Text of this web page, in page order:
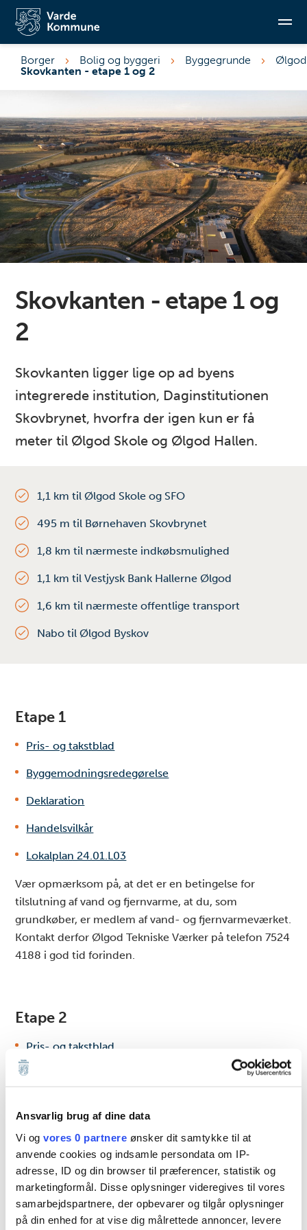
Ansvarlig brug af dine data
Vi og vores 0 partnere ønsker dit samtykke til at
anvende cookies og indsamle persondata om IP-
adresse, ID og din browser til præferencer, statistik og
marketingformål. Disse oplysninger videregives til vores
samarbejdspartnere, der opbevarer og tilgår oplysninger
på din enhed for at vise dig målrettede annoncer, levere
Borger Bolig og byggeri Byggegrunde
Ølgod
Skovkanten - etape 1 og 2
Skovkanten - etape 1 og
2
Skovkanten ligger lige op ad byens
integrerede institution, Daginstitutionen
Skovbrynet, hvorfra der igen kun er få
meter til Ølgod Skole og Ølgod Hallen.
1,1 km til Ølgod Skole og SFO
495 m til Børnehaven Skovbrynet
1,8 km til nærmeste indkøbsmulighed
1,1 km til Vestjysk Bank Hallerne Ølgod
1,6 km til nærmeste offentlige transport
Nabo til Ølgod Byskov
Etape 1
Pris- og takstblad
Byggemodningsredegørelse
Deklaration
Handelsvilkår
Lokalplan 24.01.L03
Vær opmærksom på, at det er en betingelse for
tilslutning af vand og fjernvarme, at du, som
grundkøber, er medlem af vand- og fjernvarmeværket.
Kontakt derfor Ølgod Tekniske Værker på telefon 7524
4188 i god tid forinden.
Etape 2
Pris- og takstblad
Deklaration
Lokalplan
Vær opmærksom på, at det er en betingelse for
tilslutning af vand og fjernvarme, at du, som
grundkøber, er medlem af vand- og fjernvarmeværket.